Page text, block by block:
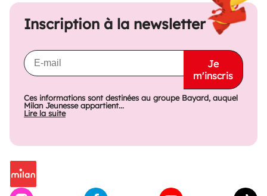
Inscription à la newsletter
Je
m'inscris
Ces informations sont destinées au groupe Bayard, auquel
Milan Jeunesse appartient...
Lire la suite